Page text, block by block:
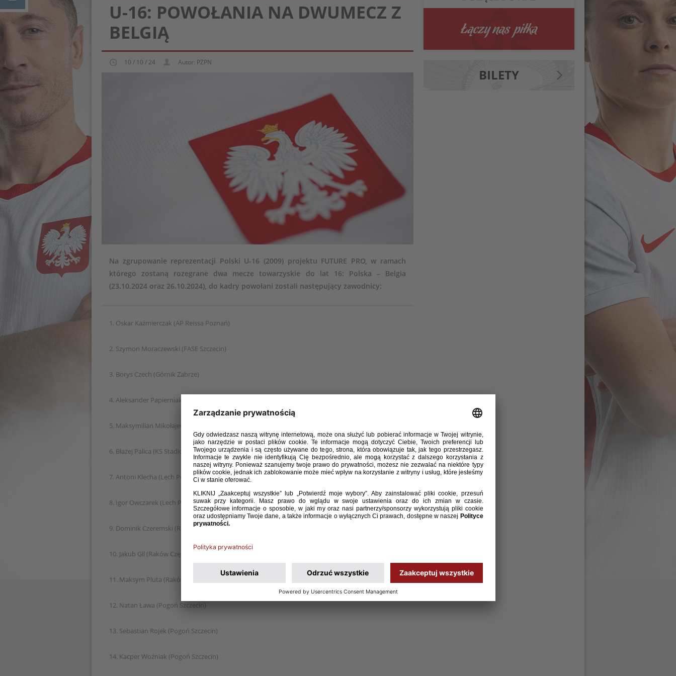
U-16: POWOŁANIA NA DWUMECZ Z
BELGIĄ
10 / 10 / 24 Autor: PZPN
Na zgrupowanie reprezentacji Polski U-16 (2009) projektu FUTURE PRO, w ramach
którego zostaną rozegrane dwa mecze towarzyskie do lat 16: Polska – Belgia
(23.10.2024 oraz 26.10.2024), do kadry powołani zostali następujący zawodnicy:
1. Oskar Kaźmierczak (AP Reissa Poznań)
2. Szymon Moraczewski (FASE Szczecin)
3. Borys Czech (Górnik Zabrze)
4. Aleksander Papierniak (Górnik Zabrze)
5. Maksymilian Mikołajewski (Jaguar Gdańsk)
6. Błażej Palica (KS Stadion Śląski Chorzów)
7. Antoni Klecha (Lech Poznań)
8. Igor Owczarek (Lech Poznań)
9. Dominik Czeremski (Raków Częstochowa)
10. Jakub Gil (Raków Częstochowa)
11. Maksym Pluta (Raków Częstochowa)
12. Natan Ława (Pogoń Szczecin)
13. Sebastian Rojek (Pogoń Szczecin)
14. Kacper Woźniak (Pogoń Szczecin)
BILETY